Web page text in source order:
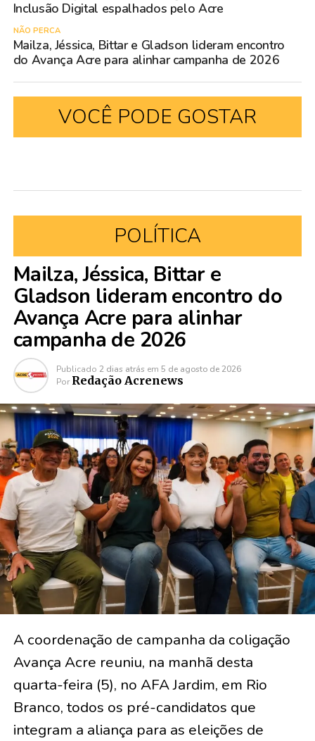
Inclusão Digital espalhados pelo Acre
NÃO PERCA
Mailza, Jéssica, Bittar e Gladson lideram encontro
do Avança Acre para alinhar campanha de 2026
VOCÊ PODE GOSTAR
POLÍTICA
Mailza, Jéssica, Bittar e
Gladson lideram encontro do
Avança Acre para alinhar
campanha de 2026
Publicado 2 dias atrás em 5 de agosto de 2026
Por Redação Acrenews
A coordenação de campanha da coligação
Avança Acre reuniu, na manhã desta
quarta-feira (5), no AFA Jardim, em Rio
Branco, todos os pré-candidatos que
integram a aliança para as eleições de